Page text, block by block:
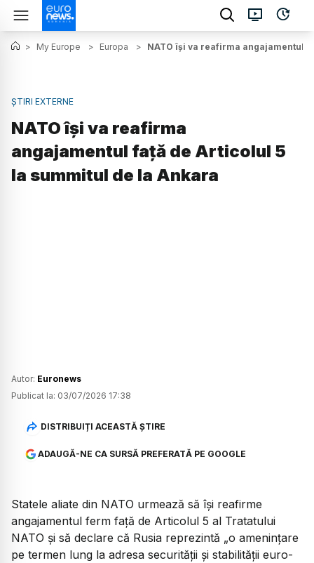
> My Europe > Europa > NATO își va reafirma angajamentul
ȘTIRI EXTERNE
NATO își va reafirma
angajamentul față de Articolul 5
la summitul de la Ankara
Autor: Euronews
Publicat la: 03/07/2026 17:38
DISTRIBUIȚI ACEASTĂ ȘTIRE
ADAUGĂ-NE CA SURSĂ PREFERATĂ PE GOOGLE
Statele aliate din NATO urmează să își reafirme
angajamentul ferm față de Articolul 5 al Tratatului
NATO și să declare că Rusia reprezintă „o amenințare
pe termen lung la adresa securității și stabilității euro-